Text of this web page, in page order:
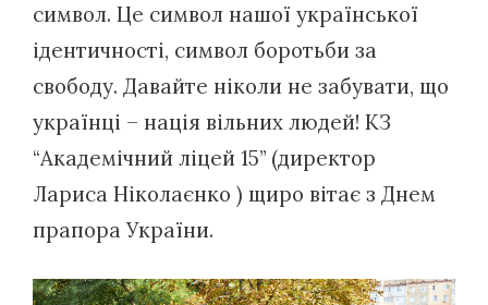
символ. Це символ нашої української
ідентичності, символ боротьби за
свободу. Давайте ніколи не забувати, що
українці – нація вільних людей! КЗ
“Академічний ліцей 15” (директор
Лариса Ніколаєнко ) щиро вітає з Днем
прапора України.